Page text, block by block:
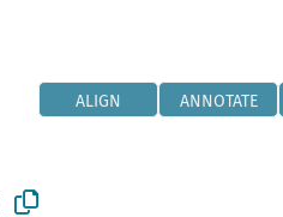
ALIGN ANNOTATE